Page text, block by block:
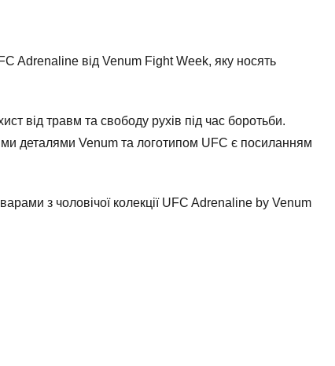
Adrenaline від Venum Fight Week, яку носять
від травм та свободу рухів під час боротьби.
деталями Venum та логотипом UFC є посиланням
з чоловічої колекції UFC Adrenaline by Venum